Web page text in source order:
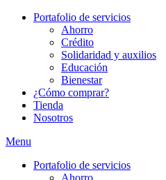
Portafolio de servicios
Ahorro
Crédito
Solidaridad y auxilios
Educación
Bienestar
¿Cómo comprar?
Tienda
Nosotros
Menu
Portafolio de servicios
Ahorro